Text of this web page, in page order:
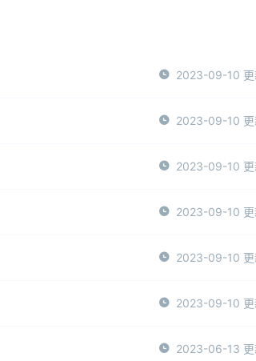
2023-09-10 更
2023-09-10 更
2023-09-10 更
2023-09-10 更
2023-09-10 更
2023-09-10 更
2023-06-13 更